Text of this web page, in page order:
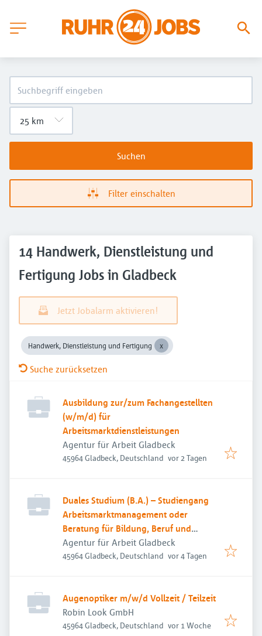
Suchen
Filter einschalten
14 Handwerk, Dienstleistung und
Fertigung Jobs in Gladbeck
Jetzt Jobalarm aktivieren!
Handwerk, Dienstleistung und Fertigung
Suche zurücksetzen
Ausbildung zur/zum Fachangestellten
(w/m/d) für
Arbeitsmarktdienstleistungen
Agentur für Arbeit Gladbeck
45964 Gladbeck, Deutschland Veröffentlicht
vor 2 Tagen
Duales Studium (B.A.) – Studiengang
Arbeitsmarktmanagement oder
Beratung für Bildung, Beruf und
Beschäftigung
Agentur für Arbeit Gladbeck
45964 Gladbeck, Deutschland Veröffentlicht
vor 4 Tagen
Augenoptiker m/w/d Vollzeit / Teilzeit
Robin Look GmbH
45964 Gladbeck, Deutschland Veröffentlicht
vor 1 Woche